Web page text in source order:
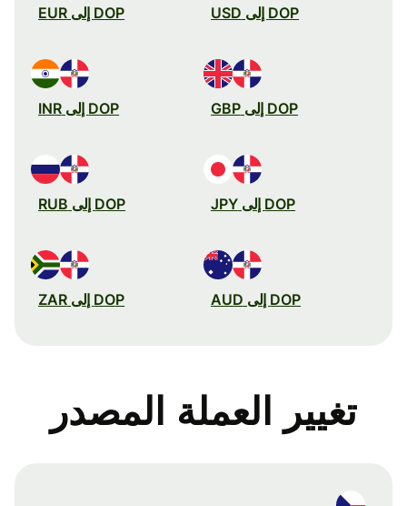
DOP إلى USD DOP إلى EUR
DOP إلى GBP DOP إلى INR
DOP إلى JPY DOP إلى RUB
DOP إلى AUD DOP إلى ZAR
تغيير العملة المصدر